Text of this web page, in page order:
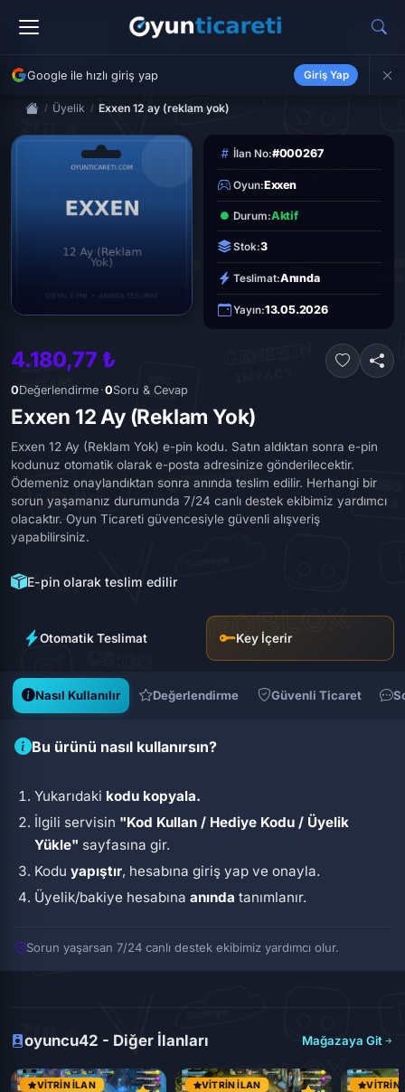
Google ile hızlı giriş yap Giriş Yap
Üyelik Exxen 12 ay (reklam yok)
İlan No:#000267
Oyun:Exxen
Durum:Aktif
Stok:3
Teslimat:Anında
Yayın:13.05.2026
4.180,77 ₺
0Değerlendirme ·0Soru & Cevap
Exxen 12 Ay (Reklam Yok)
Exxen 12 Ay (Reklam Yok) e-pin kodu. Satın aldıktan sonra e-pin
kodunuz otomatik olarak e-posta adresinize gönderilecektir.
Ödemeniz onaylandıktan sonra anında teslim edilir. Herhangi bir
sorun yaşamanız durumunda 7/24 canlı destek ekibimiz yardımcı
olacaktır. Oyun Ticareti güvencesiyle güvenli alışveriş
yapabilirsiniz.
E-pin olarak teslim edilir
Otomatik Teslimat Key İçerir
Nasıl Kullanılır Değerlendirme Güvenli Ticaret
Bu ürünü nasıl kullanırsın?
Yukarıdaki kodu kopyala.
İlgili servisin "Kod Kullan / Hediye Kodu / Üyelik
Yükle" sayfasına gir.
Koduyapıştır, hesabına giriş yap ve onayla.
Üyelik/bakiye hesabınaanında tanımlanır.
Sorun yaşarsan 7/24 canlı destek ekibimiz yardımcı olur.
oyuncu42 - Diğer İlanları Mağazaya Git
VITRIN İLAN VITRIN İLAN VITRIN